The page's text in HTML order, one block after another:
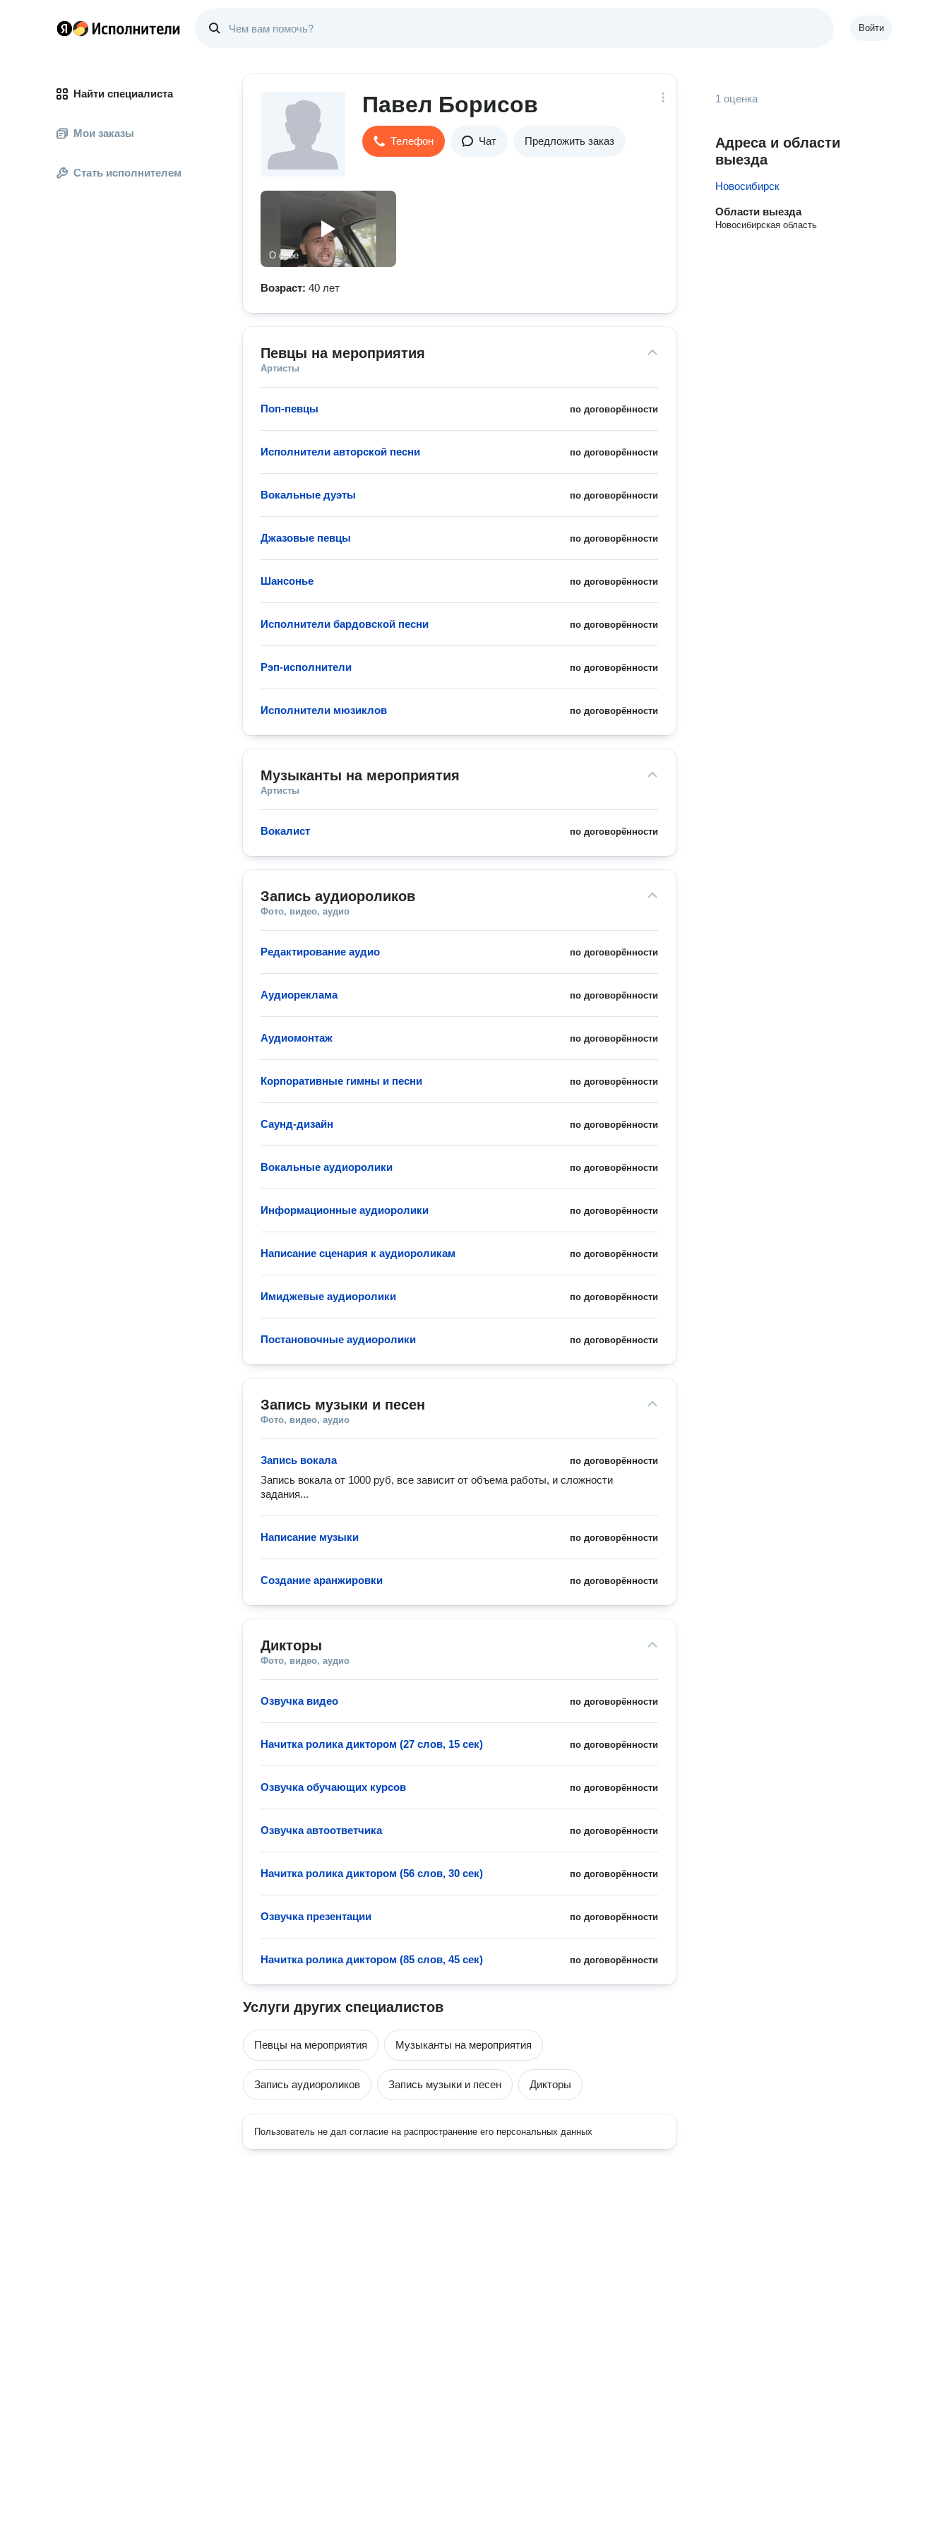
Войти
Найти специалиста
Мои заказы
Стать исполнителем
Павел Борисов
Телефон Чат Предложить заказ
О себе
Возраст: 40 лет
Певцы на мероприятия
Артисты
по договорённости
Поп-певцы
по договорённости
Исполнители авторской песни
по договорённости
Вокальные дуэты
по договорённости
Джазовые певцы
по договорённости
Шансонье
по договорённости
Исполнители бардовской песни
по договорённости
Рэп-исполнители
по договорённости
Исполнители мюзиклов
Музыканты на мероприятия
Артисты
по договорённости
Вокалист
Запись аудиороликов
Фото, видео, аудио
по договорённости
Редактирование аудио
по договорённости
Аудиореклама
по договорённости
Аудиомонтаж
по договорённости
Корпоративные гимны и песни
по договорённости
Саунд-дизайн
по договорённости
Вокальные аудиоролики
по договорённости
Информационные аудиоролики
по договорённости
Написание сценария к аудиороликам
по договорённости
Имиджевые аудиоролики
по договорённости
Постановочные аудиоролики
Запись музыки и песен
Фото, видео, аудио
по договорённости
Запись вокала
Запись вокала от 1000 руб, все зависит от объема работы, и сложности
задания...
по договорённости
Написание музыки
по договорённости
Создание аранжировки
Дикторы
Фото, видео, аудио
по договорённости
Озвучка видео
по договорённости
Начитка ролика диктором (27 слов, 15 сек)
по договорённости
Озвучка обучающих курсов
по договорённости
Озвучка автоответчика
по договорённости
Начитка ролика диктором (56 слов, 30 сек)
по договорённости
Озвучка презентации
по договорённости
Начитка ролика диктором (85 слов, 45 сек)
Услуги других специалистов
Певцы на мероприятия Музыканты на мероприятия
Запись аудиороликов Запись музыки и песен Дикторы
Пользователь не дал согласие на распространение его персональных данных
1 оценка
Адреса и области
выезда
Новосибирск
Области выезда
Новосибирская область